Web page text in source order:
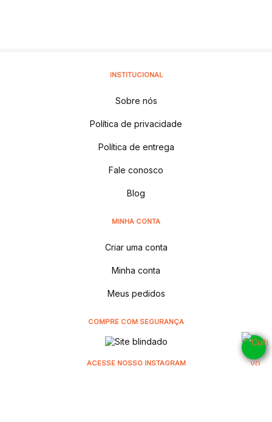
INSTITUCIONAL
Sobre nós
Política de privacidade
Política de entrega
Fale conosco
Blog
MINHA CONTA
Criar uma conta
Minha conta
Meus pedidos
COMPRE COM SEGURANÇA
ACESSE NOSSO INSTAGRAM